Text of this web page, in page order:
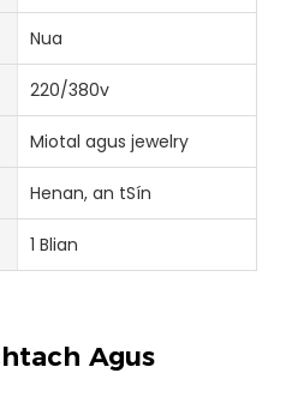
Nua
220/380v
Miotal agus jewelry
Henan, an tSín
1 Blian
Agus